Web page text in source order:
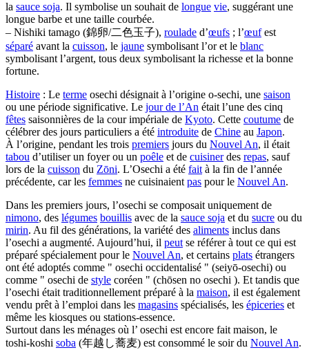
la sauce soja. Il symbolise un souhait de longue vie, suggérant une
longue barbe et une taille courbée.
– Nishiki tamago (錦卵/二色玉子), roulade d’œufs ; l’œufest
séparé avant la cuisson, le jaune symbolisant l’or et le blanc
symbolisant l’argent, tous deux symbolisant la richesse et la bonne
fortune.
Histoire : Le terme osechi désignait à l’origine o-sechi, une saison
ou une période significative. Le jour de l’An était l’une des cinq
fêtes saisonnières de la cour impériale de Kyoto. Cette coutume de
célébrer des jours particuliers a été introduite de Chine au Japon.
À l’origine, pendant les trois premiers jours du Nouvel An, il était
tabou d’utiliser un foyer ou un poêle et de cuisinerdes repas, sauf
lors de la cuisson du Zōni. L’Osechi a été fait à la fin de l’année
précédente, car les femmes ne cuisinaient pas pour le Nouvel An.
Dans les premiers jours, l’osechi se composait uniquement de
nimono, des légumes bouillis avec de la sauce soja et du sucre ou du
mirin. Au fil des générations, la variété des aliments inclus dans
l’osechi a augmenté. Aujourd’hui, il peut se référer à tout ce qui est
préparé spécialement pour le Nouvel An, et certains plats étrangers
ont été adoptés comme " osechi occidentalisé " (seiyō-osechi) ou
comme " osechi de style coréen " (chōsen no osechi ). Et tandis que
l’osechi était traditionnellement préparé à la maison, il est également
vendu prêt à l’emploi dans les magasins spécialisés, les épiceries et
même les kiosques ou stations-essence.
Surtout dans les ménages où l’ osechi est encore fait maison, le
toshi-koshi soba (年越し蕎麦) est consommé le soir du Nouvel An.